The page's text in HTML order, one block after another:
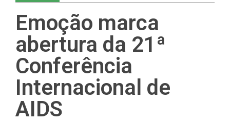
Emoção marca
abertura da 21ª
Conferência
Internacional de
AIDS